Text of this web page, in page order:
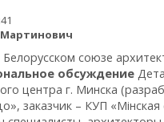
Белорусском союзе
обсуждение
центра г. Минска
заказчик – КУП